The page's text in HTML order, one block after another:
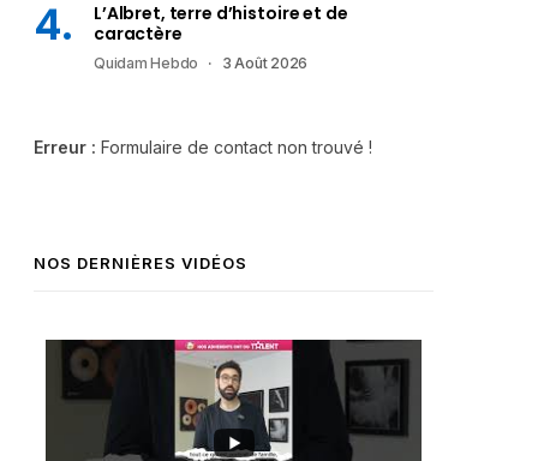
L’Albret, terre d’histoire et de
caractère
Quidam Hebdo 3 Août 2026
Erreur : Formulaire de contact non trouvé !
NOS DERNIÈRES VIDÉOS